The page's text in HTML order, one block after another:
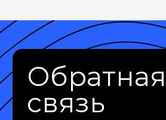
Обратная
связь